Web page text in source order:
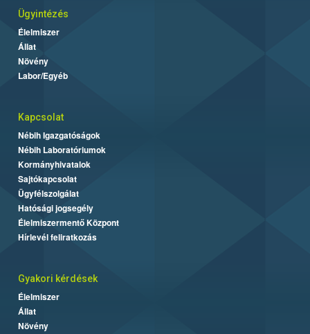
Ügyintézés
Élelmiszer
Állat
Növény
Labor/Egyéb
Kapcsolat
Nébih Igazgatóságok
Nébih Laboratóriumok
Kormányhivatalok
Sajtókapcsolat
Ügyfélszolgálat
Hatósági jogsegély
Élelmiszermentő Központ
Hírlevél feliratkozás
Gyakori kérdések
Élelmiszer
Állat
Növény